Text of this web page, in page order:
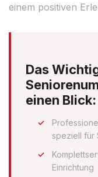
einem positiven
Das
einen Blick:
speziell für
Einrichtung